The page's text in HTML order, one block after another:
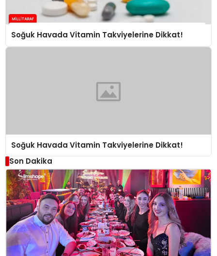
Soğuk Havada Vitamin Takviyelerine Dikkat!
Soğuk Havada Vitamin Takviyelerine Dikkat!
Son Dakika